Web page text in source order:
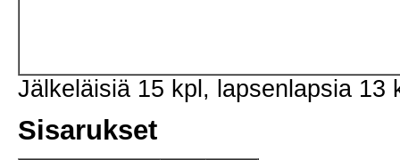
Jälkeläisiä 15 kpl, lapsenlapsia 13
Sisarukset